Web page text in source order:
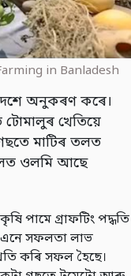
in Banladesh
অনুকৰণ কৰে।
খেতিয়ে
গছতে মাটিৰ তলত
ওলমি আছে
পামে গ্ৰাফটিং পদ্ধতি
সফলতা লাভ
কৰি সফল হৈছে।